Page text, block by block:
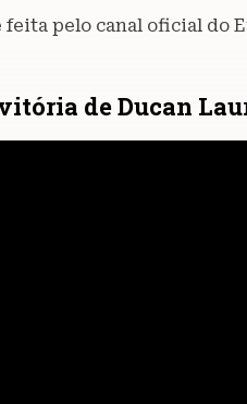
feita pelo canal oficial do
de Ducan